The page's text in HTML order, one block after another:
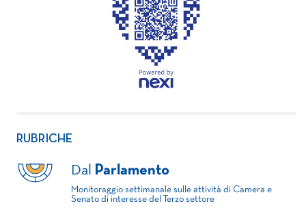
RUBRICHE
Dal Parlamento
Monitoraggio settimanale sulle attività di Camera e
Senato di interesse del Terzo settore